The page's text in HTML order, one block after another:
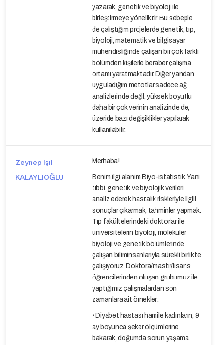
yazarak, genetik ve biyoloji ile
birleştirmeye yöneliktir. Bu sebeple
de çalıştığım projelerde genetik, tıp,
biyoloji, matematik ve bilgisayar
mühendisliğinde çalışan bir çok farklı
bölümden kişilerle beraber çalışma
ortamı yaratmaktadır. Diğer yandan
uyguladığım metotlar sadece ağ
analizlerinde değil, yüksek boyutlu
daha bir çok verinin analizinde de,
üzeride bazı değişiklikler yapılarak
kullanılabilir.
Zeynep Işıl
KALAYLIOĞLU
Merhaba!
Benim ilgi alanim Biyo-istatistik. Yani
tıbbi, genetik ve biyolojik verileri
analiz ederek hastalık riskleriyle ilgili
sonuçlar çıkarmak, tahminler yapmak.
Tıp fakültelerindeki doktorlar ile
üniversitelerin biyoloji, moleküler
biyoloji ve genetik bölümlerinde
çalışan biliminsanlarıyla sürekli birlikte
çalışıyoruz. Doktora/mastır/lisans
öğrencilerinden oluşan grubumuz ile
yaptığımız çalışmalardan son
zamanlara ait örnekler:
• Diyabet hastası hamile kadınların, 9
ay boyunca şeker ölçümlerine
bakarak, doğumda sorun yaşama